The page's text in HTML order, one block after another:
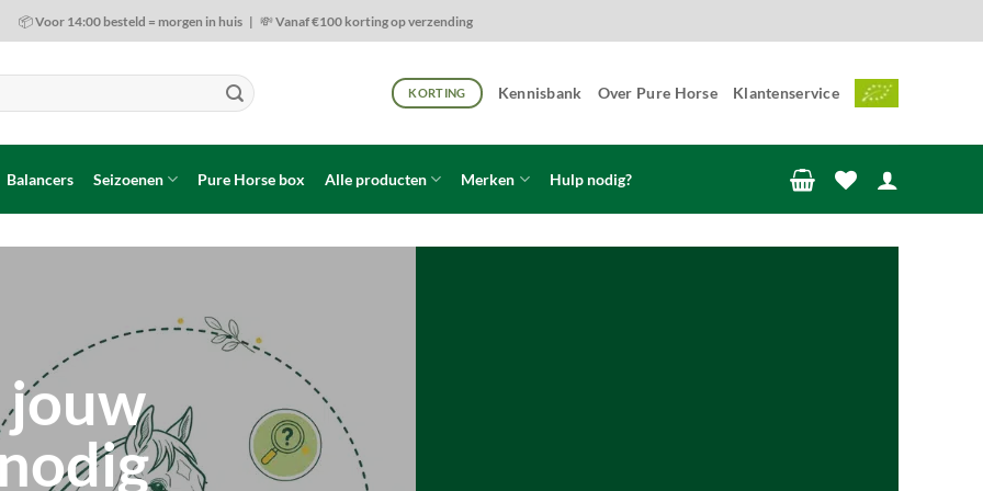
📦 Voor 14:00 besteld = morgen in huis | 💸 Vanaf €100 korting op verzending
KORTING Kennisbank Over Pure Horse Klantenservice
Balancers Seizoenen Pure Horse box Alle producten Merken Hulp nodig?